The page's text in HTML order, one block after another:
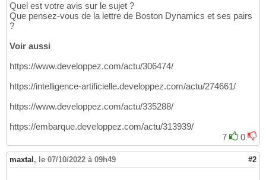
Quel est votre avis sur le sujet ?
Que pensez-vous de la lettre de Boston Dynamics et ses pairs
?
Voir aussi
https://www.developpez.com/actu/306474/
https://intelligence-artificielle.developpez.com/actu/274661/
https://www.developpez.com/actu/335288/
https://embarque.developpez.com/actu/313939/
7
0
maxtal , le 07/10/2022 à 09h49 #2